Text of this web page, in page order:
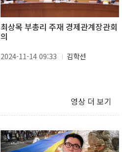
최상목 부총리 주재 경제관계장관회
의
2024-11-14 09:33 김학선
영상 더 보기